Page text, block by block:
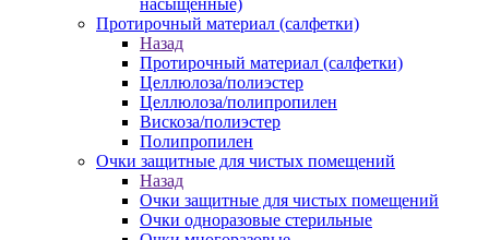
Протирочный материал (салфетки)
Назад
Протирочный материал (салфетки)
Целлюлоза/полиэстер
Целлюлоза/полипропилен
Вискоза/полиэстер
Полипропилен
Очки защитные для чистых помещений
Назад
Очки защитные для чистых помещений
Очки одноразовые стерильные